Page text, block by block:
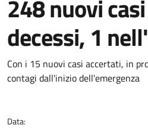
248 nuovi
decessi, 1
Dettagli della
Con i 15 nuovi casi accertati, in
contagi dall'inizio dell'emergenza
Data: